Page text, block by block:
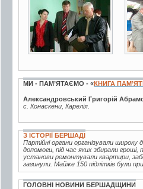
МИ - ПАМ’ЯТАЄМО - «КНИГА
Александровський Григорій
с. Конаскени, Карелія.
З ІСТОРІЇ БЕРШАДІ
Партійні органи організували
допомоги, під час яких збирали
установи ремонтували квартири,
загинули. Майже 150 підлітків були
ГОЛОВНІ НОВИНИ БЕРШАДЩИНИ